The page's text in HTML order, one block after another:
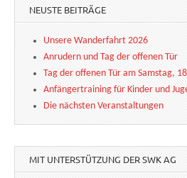
NEUSTE BEITRÄGE
Unsere Wanderfahrt 2026
Anrudern und Tag der offenen Tür
Tag der offenen Tür am Samstag,
Anfängertraining für Kinder und
Die nächsten Veranstaltungen
MIT UNTERSTÜTZUNG DER SWK AG